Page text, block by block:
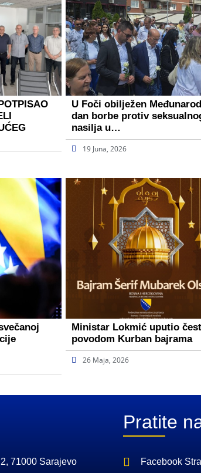
U Foči obilježen
dan borbe protiv
nasilja u…
19 Juna, 2026
Ministar Lokmić uputio
povodom Kurban bajrama
26 Maja, 2026
71000 Sarajevo
Pratite
Facebook